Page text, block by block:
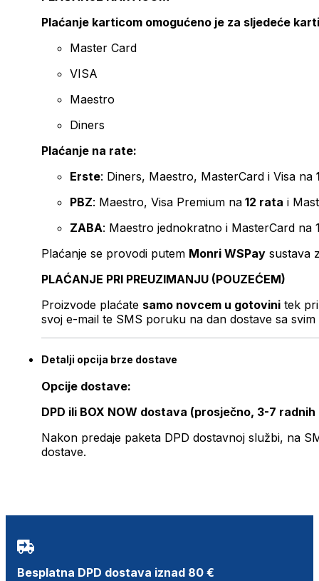
Plaćanje karticom omogućeno je za sljedeće
Master Card
VISA
Maestro
Diners
Plaćanje na rate:
Erste: Diners, Maestro, MasterCard i Visa na
PBZ: Maestro, Visa Premium na 12 rata i
ZABA: Maestro jednokratno i MasterCard na
Plaćanje se provodi putem Monri WSPay sustava
PLAĆANJE PRI PREUZIMANJU (POUZEĆEM)
Proizvode plaćate samo novcem u gotovini tek
svoj e-mail te SMS poruku na dan dostave sa svim
Detalji opcija brze dostave
Opcije dostave:
DPD ili BOX NOW dostava (prosječno, 3-7 radnih
Nakon predaje paketa DPD dostavnoj službi, na
dostave.
Besplatna DPD dostava iznad 80 €